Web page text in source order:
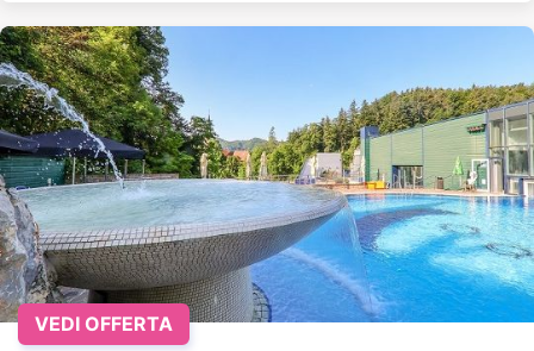
VEDI OFFERTA